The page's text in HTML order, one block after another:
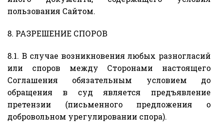
пользования Сайтом.
8. РАЗРЕШЕНИЕ СПОРОВ
8.1. В случае возникновения любых разногласий
или споров между Сторонами настоящего
Соглашения обязательным условием до
обращения в суд является предъявление
претензии (письменного предложения о
добровольном урегулировании спора).